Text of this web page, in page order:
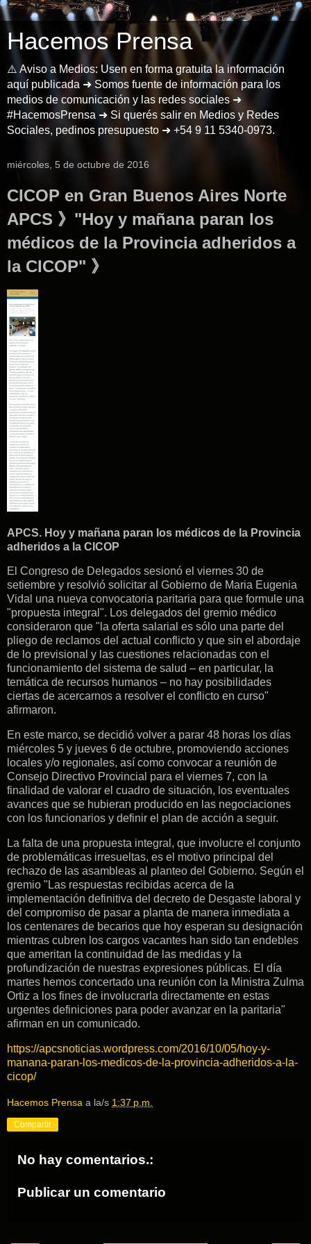
Hacemos Prensa
⚠️ Aviso a Medios: Usen en forma gratuita la información
aquí publicada ➜ Somos fuente de información para los
medios de comunicación y las redes sociales ➜
#HacemosPrensa ➜ Si querés salir en Medios y Redes
Sociales, pedinos presupuesto ➜ +54 9 11 5340-0973.
miércoles, 5 de octubre de 2016
CICOP en Gran Buenos Aires Norte
APCS 》"Hoy y mañana paran los
médicos de la Provincia adheridos a
la CICOP" 》
APCS. Hoy y mañana paran los médicos de la Provincia
adheridos a la CICOP
El Congreso de Delegados sesionó el viernes 30 de
setiembre y resolvió solicitar al Gobierno de Maria Eugenia
Vidal una nueva convocatoria paritaria para que formule una
"propuesta integral". Los delegados del gremio médico
consideraron que "la oferta salarial es sólo una parte del
pliego de reclamos del actual conflicto y que sin el abordaje
de lo previsional y las cuestiones relacionadas con el
funcionamiento del sistema de salud – en particular, la
temática de recursos humanos – no hay posibilidades
ciertas de acercarnos a resolver el conflicto en curso"
afirmaron.
En este marco, se decidió volver a parar 48 horas los días
miércoles 5 y jueves 6 de octubre, promoviendo acciones
locales y/o regionales, así como convocar a reunión de
Consejo Directivo Provincial para el viernes 7, con la
finalidad de valorar el cuadro de situación, los eventuales
avances que se hubieran producido en las negociaciones
con los funcionarios y definir el plan de acción a seguir.
La falta de una propuesta integral, que involucre el conjunto
de problemáticas irresueltas, es el motivo principal del
rechazo de las asambleas al planteo del Gobierno. Según el
gremio "Las respuestas recibidas acerca de la
implementación definitiva del decreto de Desgaste laboral y
del compromiso de pasar a planta de manera inmediata a
los centenares de becarios que hoy esperan su designación
mientras cubren los cargos vacantes han sido tan endebles
que ameritan la continuidad de las medidas y la
profundización de nuestras expresiones públicas. El día
martes hemos concertado una reunión con la Ministra Zulma
Ortiz a los fines de involucrarla directamente en estas
urgentes definiciones para poder avanzar en la paritaria"
afirman en un comunicado.
https://apcsnoticias.wordpress.com/2016/10/05/hoy-y-
manana-paran-los-medicos-de-la-provincia-adheridos-a-la-
cicop/
Hacemos Prensa a la/s 1:37 p.m.
Compartir
No hay comentarios.:
Publicar un comentario